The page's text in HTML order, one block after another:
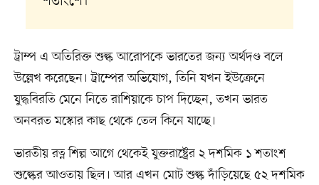
ট্রাম্প এ অতিরিক্ত শুল্ক আরোপকে ভারতের জন্য অর্থদণ্ড বলে
উল্লেখ করেছেন। ট্রাম্পের অভিযোগ, তিনি যখন ইউক্রেনে
যুদ্ধবিরতি মেনে নিতে রাশিয়াকে চাপ দিচ্ছেন, তখন ভারত
অনবরত মস্কোর কাছ থেকে তেল কিনে যাচ্ছে।
ভারতীয় রত্ন শিল্প আগে থেকেই যুক্তরাষ্ট্রের ২ দশমিক ১ শতাংশ
শুল্কের আওতায় ছিল। আর এখন মোট শুল্ক দাঁড়িয়েছে ৫২ দশমিক